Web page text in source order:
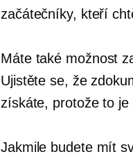
začátečníky, kteří
Máte také možnost
Ujistěte se, že
získáte, protože to
Jakmile budete mít